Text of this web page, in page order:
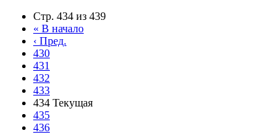
Стр. 434 из 439
« В начало
‹ Пред.
430
431
432
433
434 Текущая
435
436